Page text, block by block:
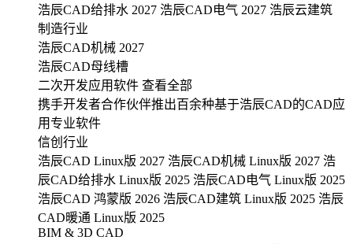
浩辰CAD给排水 2027 浩辰CAD电气 2027 浩辰云建筑
制造行业
浩辰CAD机械 2027
浩辰CAD母线槽
二次开发应用软件 查看全部
携手开发者合作伙伴推出百余种基于浩辰CAD的CAD应
用专业软件
信创行业
浩辰CAD Linux版 2027 浩辰CAD机械 Linux版 2027 浩
辰CAD给排水 Linux版 2025 浩辰CAD电气 Linux版 2025
浩辰CAD 鸿蒙版 2026 浩辰CAD建筑 Linux版 2025 浩辰
CAD暖通 Linux版 2025
BIM & 3D CAD